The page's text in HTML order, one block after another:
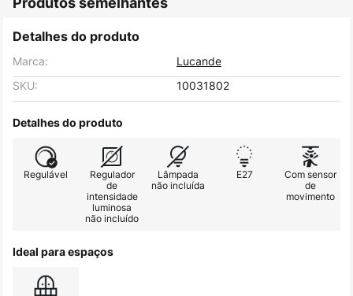
Detalhes do produto
Marca:
Lucande
SKU:
10031802
Detalhes do produto
Regulável
Regulador
de
intensidade
luminosa
não incluído
Lâmpada
não incluída
E27
Com sensor
de
movimento
Ideal para espaços